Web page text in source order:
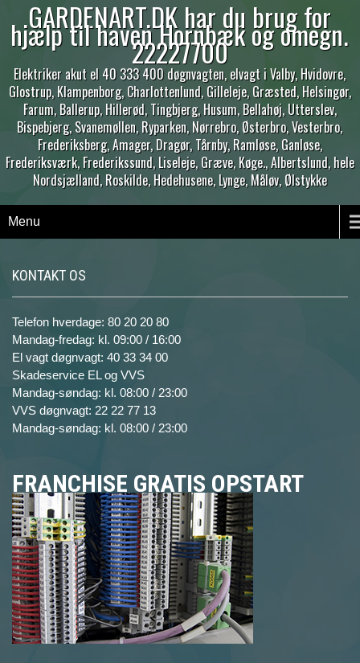
GARDENART.DK har du brug for
hjælp til haven Hornbæk og omegn.
22227700
Elektriker akut el 40 333 400 døgnvagten, elvagt i Valby, Hvidovre,
Glostrup, Klampenborg, Charlottenlund, Gilleleje, Græsted, Helsingør,
Farum, Ballerup, Hillerød, Tingbjerg, Husum, Bellahøj, Utterslev,
Bispebjerg, Svanemøllen, Ryparken, Nørrebro, Østerbro, Vesterbro,
Frederiksberg, Amager, Dragør, Tårnby, Ramløse, Ganløse,
Frederiksværk, Frederikssund, Liseleje, Græve, Køge., Albertslund, hele
Nordsjælland, Roskilde, Hedehusene, Lynge, Måløv, Ølstykke
Menu
KONTAKT OS
Telefon hverdage: 80 20 20 80
Mandag-fredag: kl. 09:00 / 16:00
El vagt døgnvagt: 40 33 34 00
Skadeservice EL og VVS
Mandag-søndag: kl. 08:00 / 23:00
VVS døgnvagt: 22 22 77 13
Mandag-søndag: kl. 08:00 / 23:00
FRANCHISE GRATIS OPSTART